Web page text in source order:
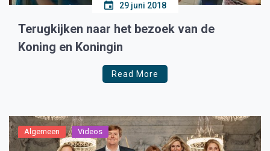
29 juni 2018
Terugkijken naar het bezoek van de
Koning en Koningin
Read More
Algemeen Videos